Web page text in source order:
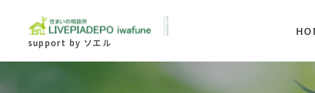
support by ソエル